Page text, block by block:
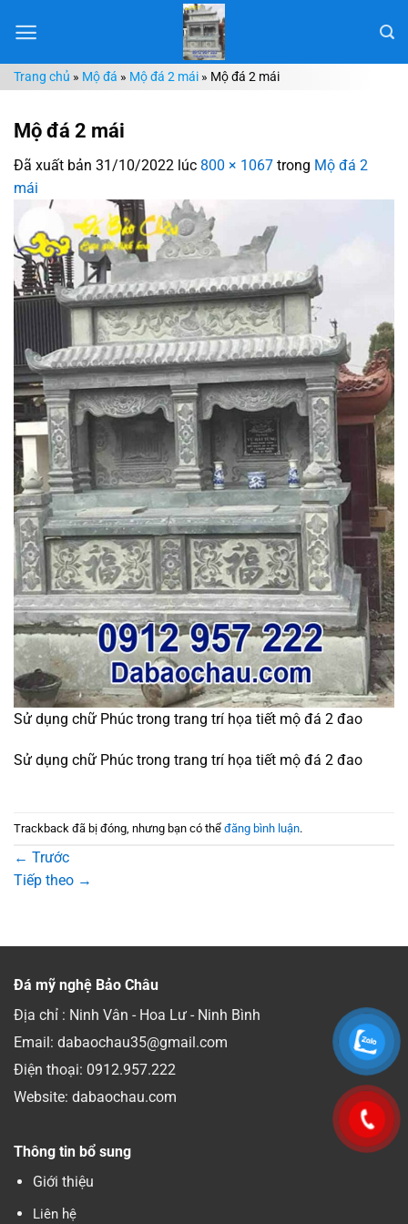
đến
dungTrang chủ » Mộ đá » Mộ đá 2 mái » Mộ đá 2 mái
Mộ đá 2 mái
Đã xuất bản 31/10/2022 lúc 800 × 1067 trong Mộ đá 2
mái
Sử dụng chữ Phúc trong trang trí họa tiết mộ đá 2 đao
Sử dụng chữ Phúc trong trang trí họa tiết mộ đá 2 đao
Trackback đã bị đóng, nhưng bạn có thể đăng bình luận.
← Trước
Tiếp theo →
Đá mỹ nghệ Bảo Châu
Địa chỉ : Ninh Vân - Hoa Lư - Ninh Bình
Email: dabaochau35@gmail.com
Điện thoại: 0912.957.222
Website: dabaochau.com
Thông tin bổ sung
Giới thiệu
Liên hệ